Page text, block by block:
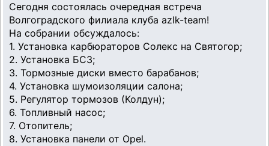
Сегодня состоялась очередная встреча
Волгоградского филиала клуба azlk-team!
На собрании обсуждалось:
1. Установка карбюраторов Солекс на Святогор;
2. Установка БСЗ;
3. Тормозные диски вместо барабанов;
4. Установка шумоизоляции салона;
5. Регулятор тормозов (Колдун);
6. Топливный насос;
7. Отопитель;
8. Установка панели от Opel.